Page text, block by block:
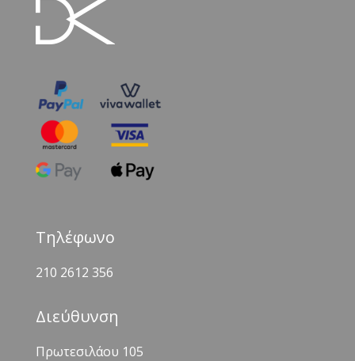
Τηλέφωνο
210 2612 356
Διεύθυνση
Πρωτεσιλάου 105